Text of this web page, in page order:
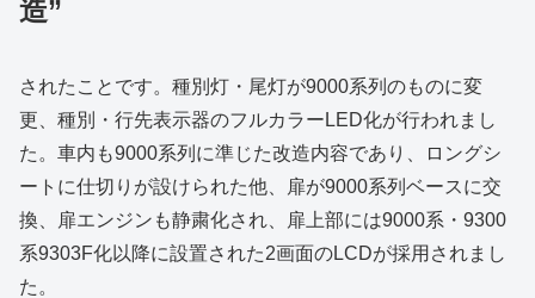
造”
されたことです。種別灯・尾灯が9000系列のものに変
更、種別・行先表示器のフルカラーLED化が行われまし
た。車内も9000系列に準じた改造内容であり、ロングシ
ートに仕切りが設けられた他、扉が9000系列ベースに交
換、扉エンジンも静粛化され、扉上部には9000系・9300
系9303F化以降に設置された2画面のLCDが採用されまし
た。